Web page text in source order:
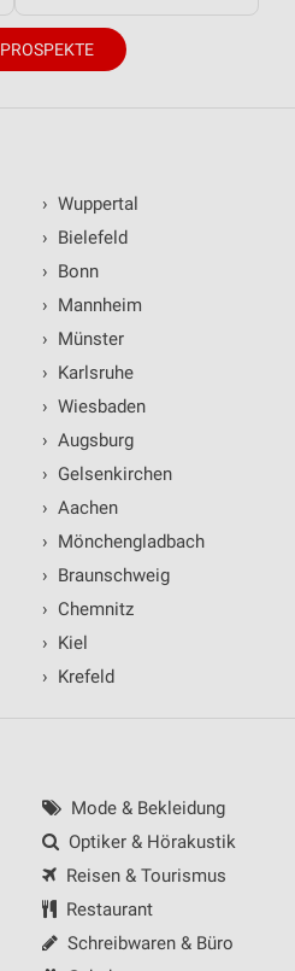
› Wuppertal
› Bielefeld
› Bonn
› Mannheim
› Münster
› Karlsruhe
› Wiesbaden
› Augsburg
› Gelsenkirchen
› Aachen
› Mönchengladbach
› Braunschweig
› Chemnitz
› Kiel
› Krefeld
Mode & Bekleidung
Optiker & Hörakustik
Reisen & Tourismus
Restaurant
Schreibwaren & Büro